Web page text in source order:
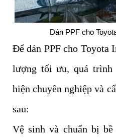
Dán PPF cho
Để dán PPF cho Toyota
lượng tối ưu, quá trình
hiện chuyên nghiệp và
sau:
Vệ sinh và chuẩn bị